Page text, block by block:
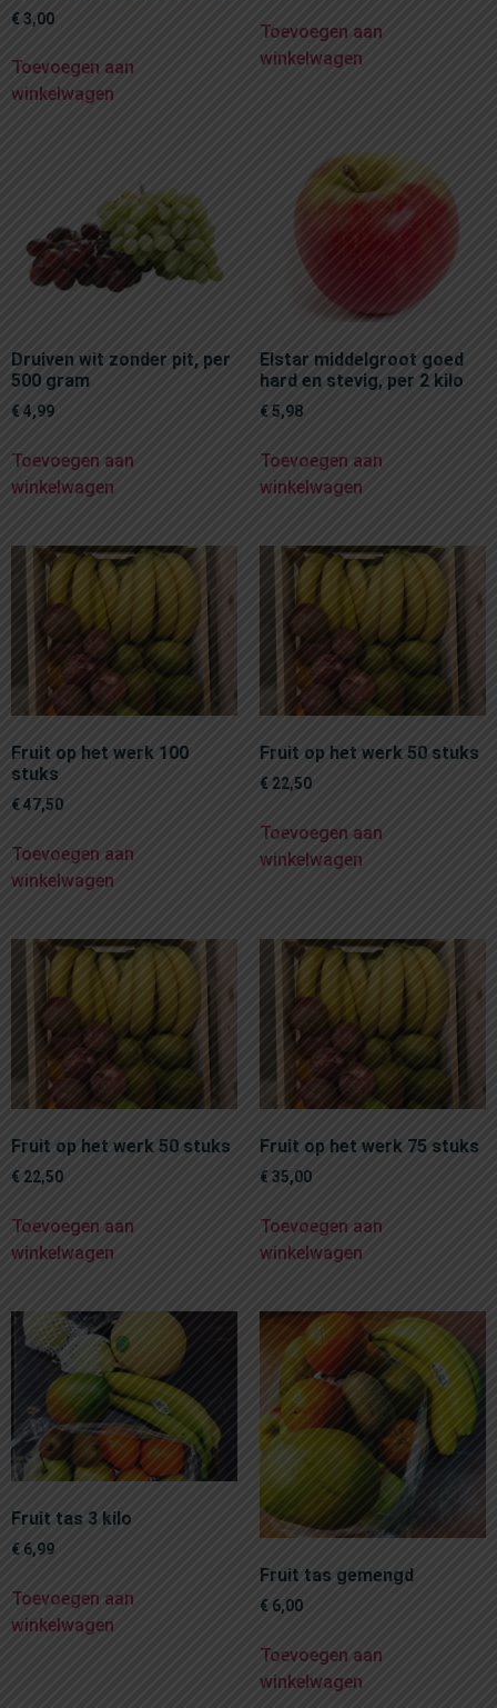
€ 3,00
Toevoegen aan
winkelwagen
Toevoegen aan
winkelwagen
Druiven wit zonder pit, per
500 gram
€ 4,99
Toevoegen aan
winkelwagen
Elstar middelgroot goed
hard en stevig, per 2 kilo
€5,98
Toevoegen aan
winkelwagen
Fruit op het werk 100
stuks
€47,50
Toevoegen aan
winkelwagen
Fruit op het werk 50 stuks
€ 22,50
Toevoegen aan
winkelwagen
Fruit op het werk 50 stuks
€ 22,50
Toevoegen aan
winkelwagen
Fruit op het werk 75 stuks
€ 35,00
Toevoegen aan
winkelwagen
Fruit tas 3 kilo
€ 6,99
Toevoegen aan
winkelwagen
Fruit tas gemengd
€ 6,00
Toevoegen aan
winkelwagen